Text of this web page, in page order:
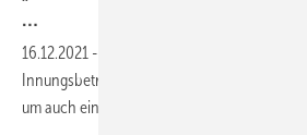
…
16.12.2021 -
Innungsbetrieben schätze. Das reicht bis zur
um auch ein ­größeres Projekt in der